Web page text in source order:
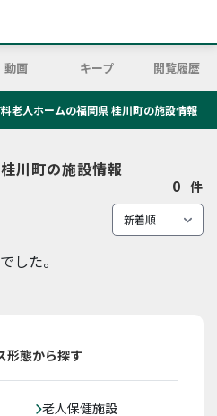
動画 キープ 閲覧履歴
老人ホームの福岡県 桂川町の施設情報
川町の施設情報
0 件
した。
形態から探す
老人保健施設